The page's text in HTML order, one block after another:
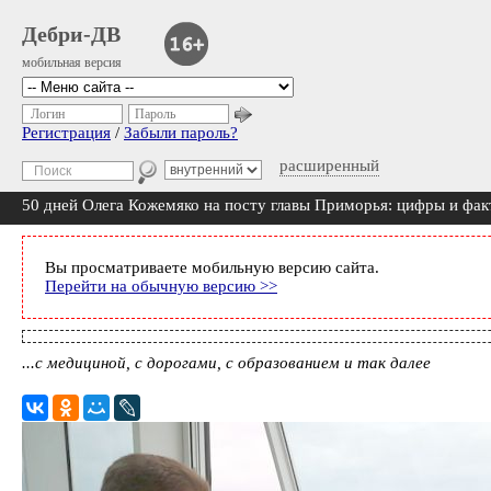
Дебри-ДВ
мобильная версия
расширенный
Логин Пароль
Регистрация / Забыли пароль?
50 дней Олега Кожемяко на посту главы Приморья: цифры и
Вы просматриваете мобильную версию сайта.
Перейти на обычную версию >>
...с медициной, с дорогами, с образованием и так далее